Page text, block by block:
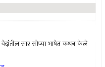
वेदांतील सार सोप्या भाषेत कथन केले